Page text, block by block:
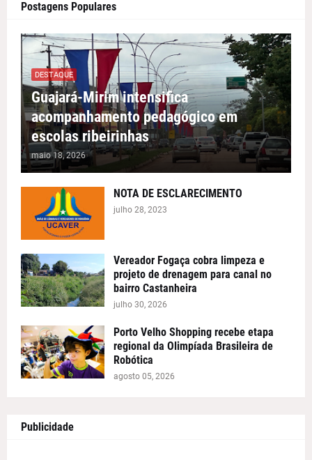
Postagens Populares
DESTAQUE
Guajará-Mirim intensifica
acompanhamento pedagógico em
escolas ribeirinhas
maio 18, 2026
NOTA DE ESCLARECIMENTO
julho 28, 2023
Vereador Fogaça cobra limpeza e
projeto de drenagem para canal no
bairro Castanheira
julho 30, 2026
Porto Velho Shopping recebe etapa
regional da Olimpíada Brasileira de
Robótica
agosto 05, 2026
Publicidade